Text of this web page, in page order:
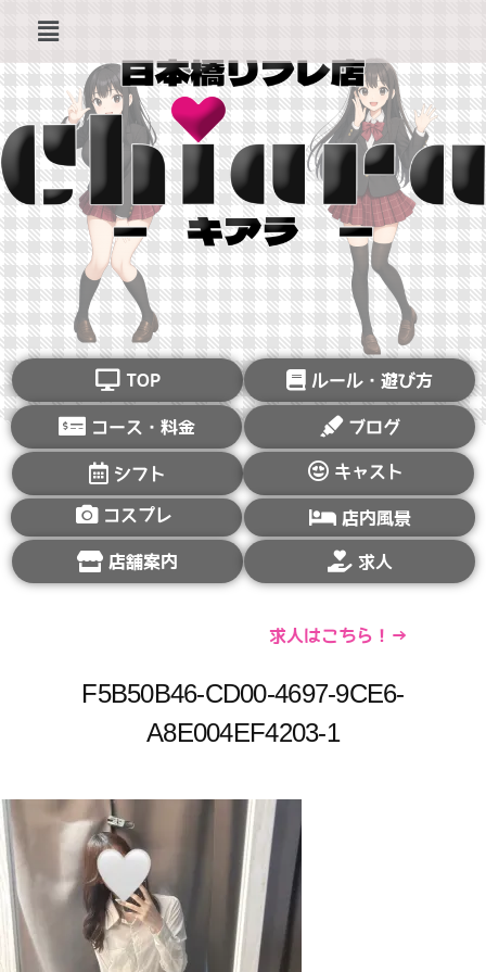
TOP ルール・遊び方
コース・料金 ブログ
シフト キャスト
コスプレ 店内風景
店舗案内 求人
求人はこちら！→
F5B50B46-CD00-4697-9CE6-
A8E004EF4203-1